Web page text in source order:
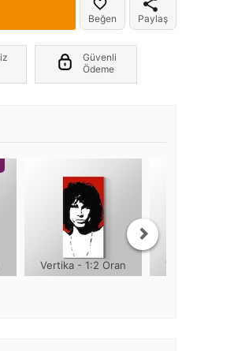
Beğen Paylaş
Güvenli
Ödeme
Vertika - 1:2 Oran Vertika - 1:3